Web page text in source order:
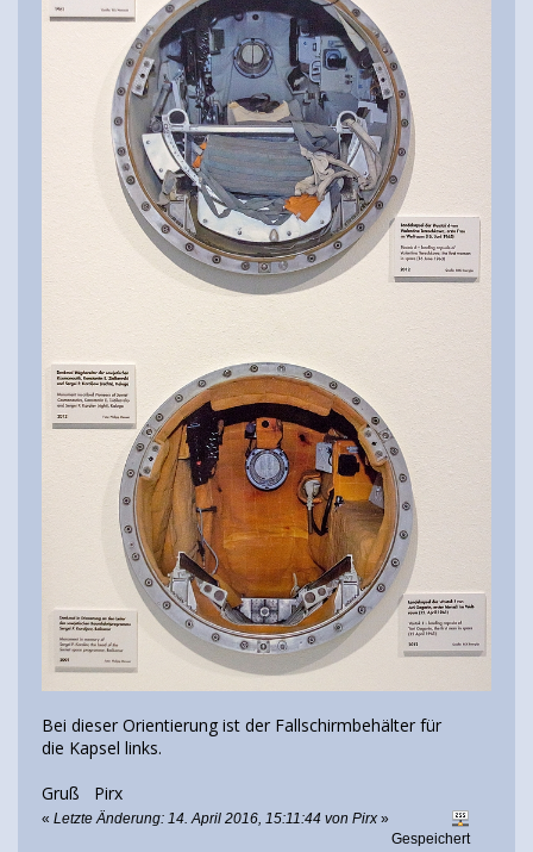
Bei dieser Orientierung ist der Fallschirmbehälter für
die Kapsel links.
Gruß Pirx
« Letzte Änderung: 14. April 2016, 15:11:44 von Pirx »
Gespeichert